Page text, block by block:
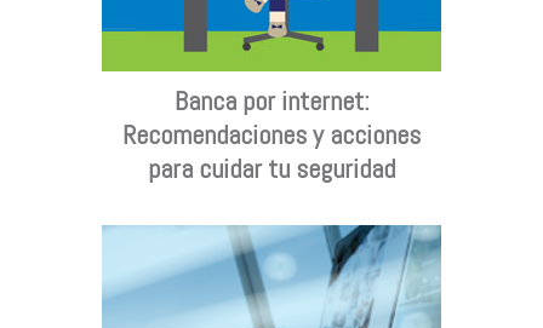
Banca por internet:
Recomendaciones y acciones
para cuidar tu seguridad